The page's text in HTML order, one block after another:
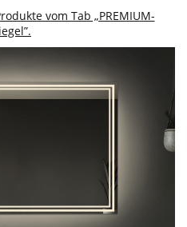
vom Tab „PREMIUM-